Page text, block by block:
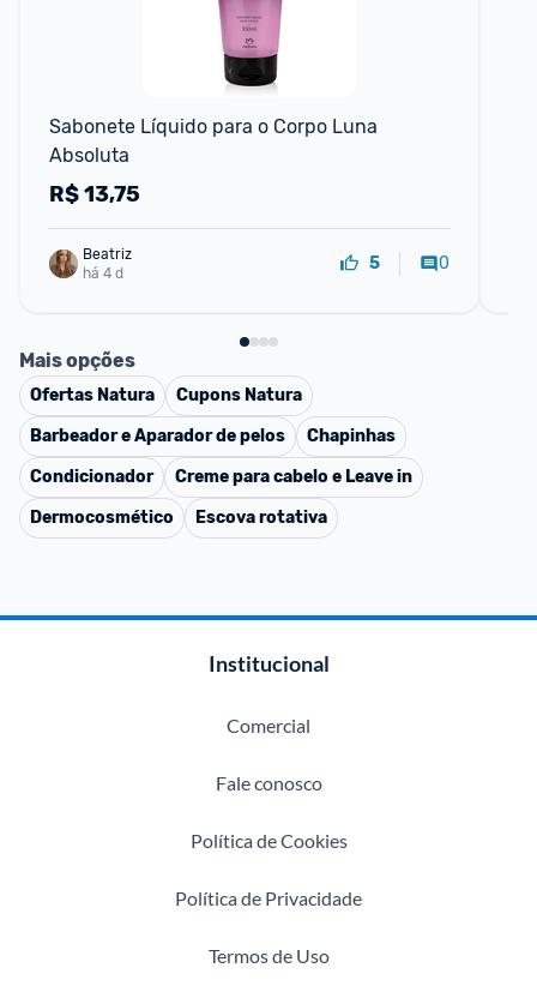
Sabonete Líquido para o Corpo Luna
Absoluta
R$13,75
Beatriz
há 4 d
5 0
Mais opções
Ofertas Natura Cupons Natura
Barbeador e Aparador de pelos
Chapinhas
Condicionador
Creme para cabelo e Leave in
Dermocosmético
Escova rotativa
Institucional
Comercial
Fale conosco
Política de Cookies
Política de Privacidade
Termos de Uso